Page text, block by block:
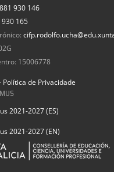
930 146
165
15006778
Política de Privacidade
2021-2027 (ES)
2021-2027 (EN)